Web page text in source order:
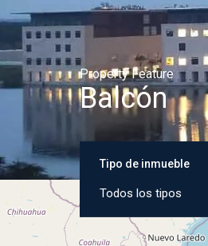
Property Feature
Balcón
Tipo de inmueble
Todos los tipos